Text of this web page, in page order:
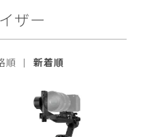
ザー
順 | 新着順